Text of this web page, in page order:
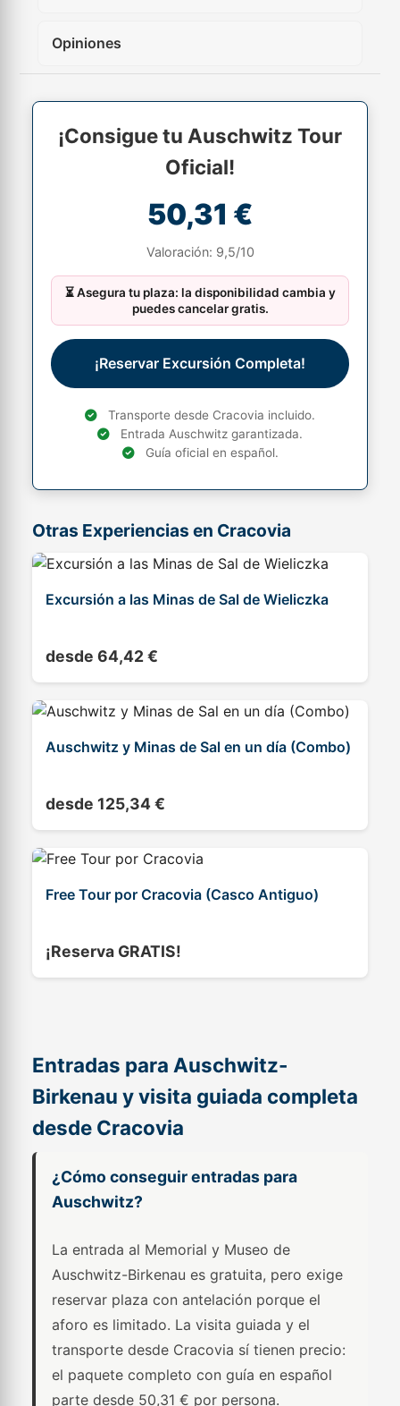
Opiniones
Entradas para Auschwitz-
Birkenau y visita guiada completa
desde Cracovia
¿Cómo conseguir entradas para
Auschwitz?
La entrada al Memorial y Museo de
Auschwitz-Birkenau es gratuita, pero exige
reservar plaza con antelación porque el
aforo es limitado. La visita guiada y el
transporte desde Cracovia sí tienen precio:
el paquete completo con guía en español
parte desde 50,31 € por persona.
¡Consigue tu Auschwitz Tour
Oficial!
50,31 €
Valoración: 9,5/10
⏳ Asegura tu plaza: la disponibilidad cambia y
puedes cancelar gratis.
¡Reservar Excursión Completa!
Transporte desde Cracovia incluido.
Entrada Auschwitz garantizada.
Guía oficial en español.
Otras Experiencias en Cracovia
Excursión a las Minas de Sal de Wieliczka
desde 64,42 €
Auschwitz y Minas de Sal en un día (Combo)
desde 125,34 €
Free Tour por Cracovia (Casco Antiguo)
¡Reserva GRATIS!